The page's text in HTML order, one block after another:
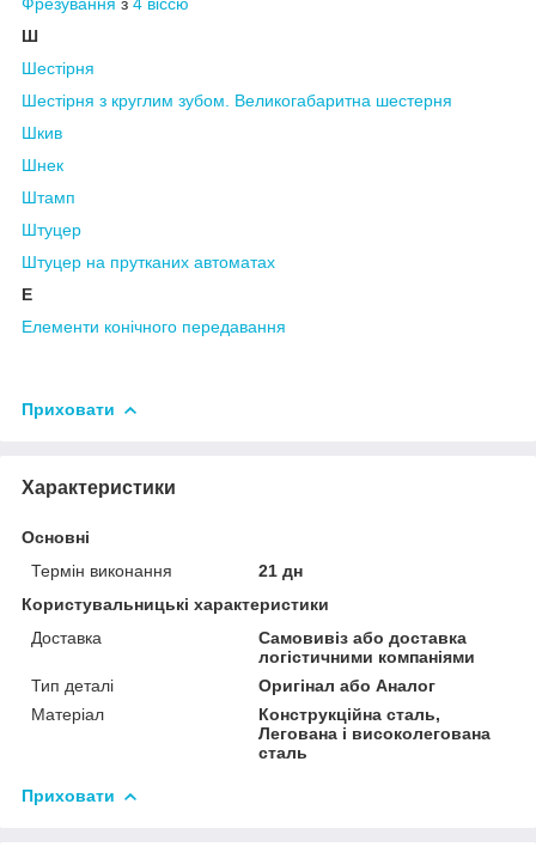
Ш
Шестірня
Шестірня з круглим зубом. Великогабаритна шестерня
Шкив
Шнек
Штамп
Штуцер
Штуцер на прутканих автоматах
Е
Елементи конічного передавання
Приховати
Характеристики
Основні
Термін виконання
21 дн
Користувальницькі характеристики
Доставка
Самовивіз або доставка
логістичними компаніями
Тип деталі
Оригінал або Аналог
Матеріал
Конструкційна сталь,
Легована і високолегована
сталь
Приховати